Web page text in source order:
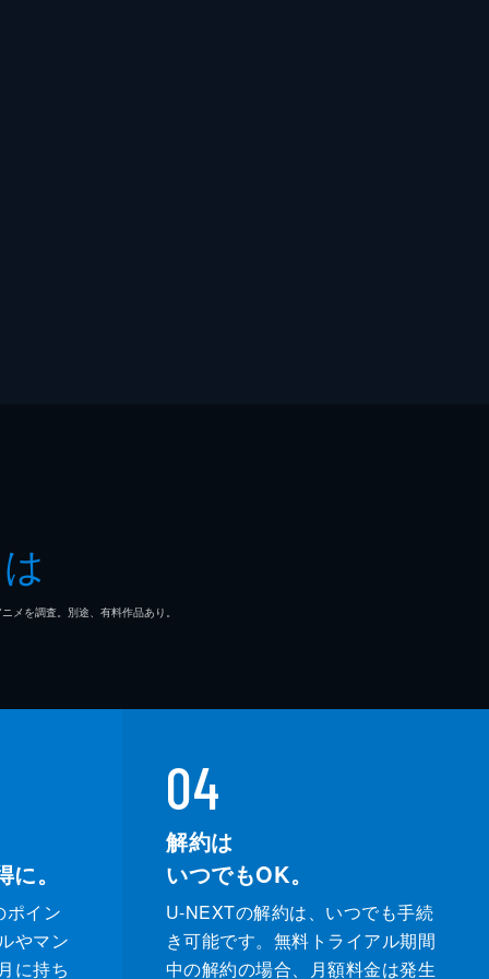
を調査。別途、有料作品あり。
。
ポイン
やマン
に持ち
04
解約は
いつでもOK。
U-NEXTの解約は、いつでも手続
き可能です。無料トライアル期間
中の解約の場合、月額料金は発生